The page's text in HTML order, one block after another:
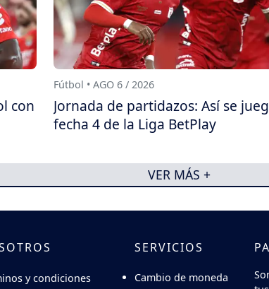
con
Fútbol • AGO 6 / 2026
Jornada de partidazos: Así se
fecha 4 de la Liga BetPlay
VER MÁS +
y condiciones
SERVICIOS
Cambio de moneda